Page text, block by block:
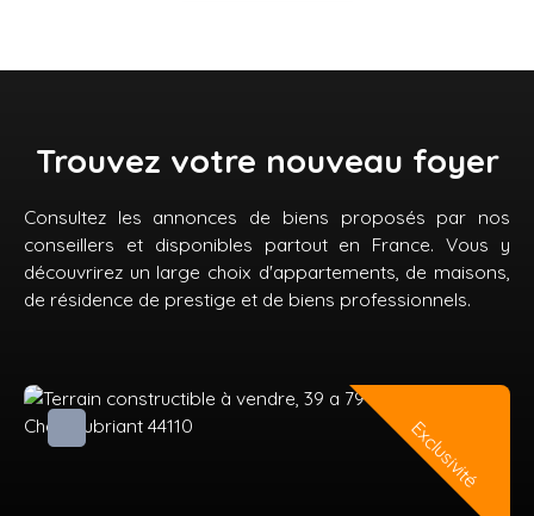
Trouvez votre nouveau foyer
Consultez les annonces de biens proposés par nos
conseillers et disponibles partout en France. Vous y
découvrirez un large choix d'appartements, de maisons,
de résidence de prestige et de biens professionnels.
Exclusivité